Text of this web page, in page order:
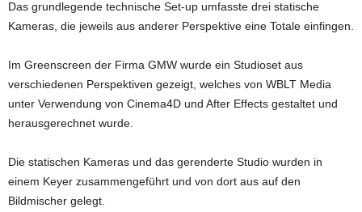
Das grundlegende technische Set-up umfasste drei statische
Kameras, die jeweils aus anderer Perspektive eine Totale einfingen.
Im Greenscreen der Firma GMW wurde ein Studioset aus
verschiedenen Perspektiven gezeigt, welches von WBLT Media
unter Verwendung von Cinema4D und After Effects gestaltet und
herausgerechnet wurde.
Die statischen Kameras und das gerenderte Studio wurden in
einem Keyer zusammengeführt und von dort aus auf den
Bildmischer gelegt.